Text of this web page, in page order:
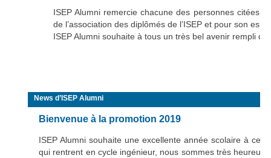
ISEP Alumni remercie chacune des personnes citées
de l’association des diplômés de l’ISEP et pour son
ISEP Alumni souhaite à tous un très bel avenir rempli
News d’ISEP Alumni
Bienvenue à la promotion 2019
ISEP Alumni souhaite une excellente année scolaire à
qui rentrent en cycle ingénieur, nous sommes très heureux